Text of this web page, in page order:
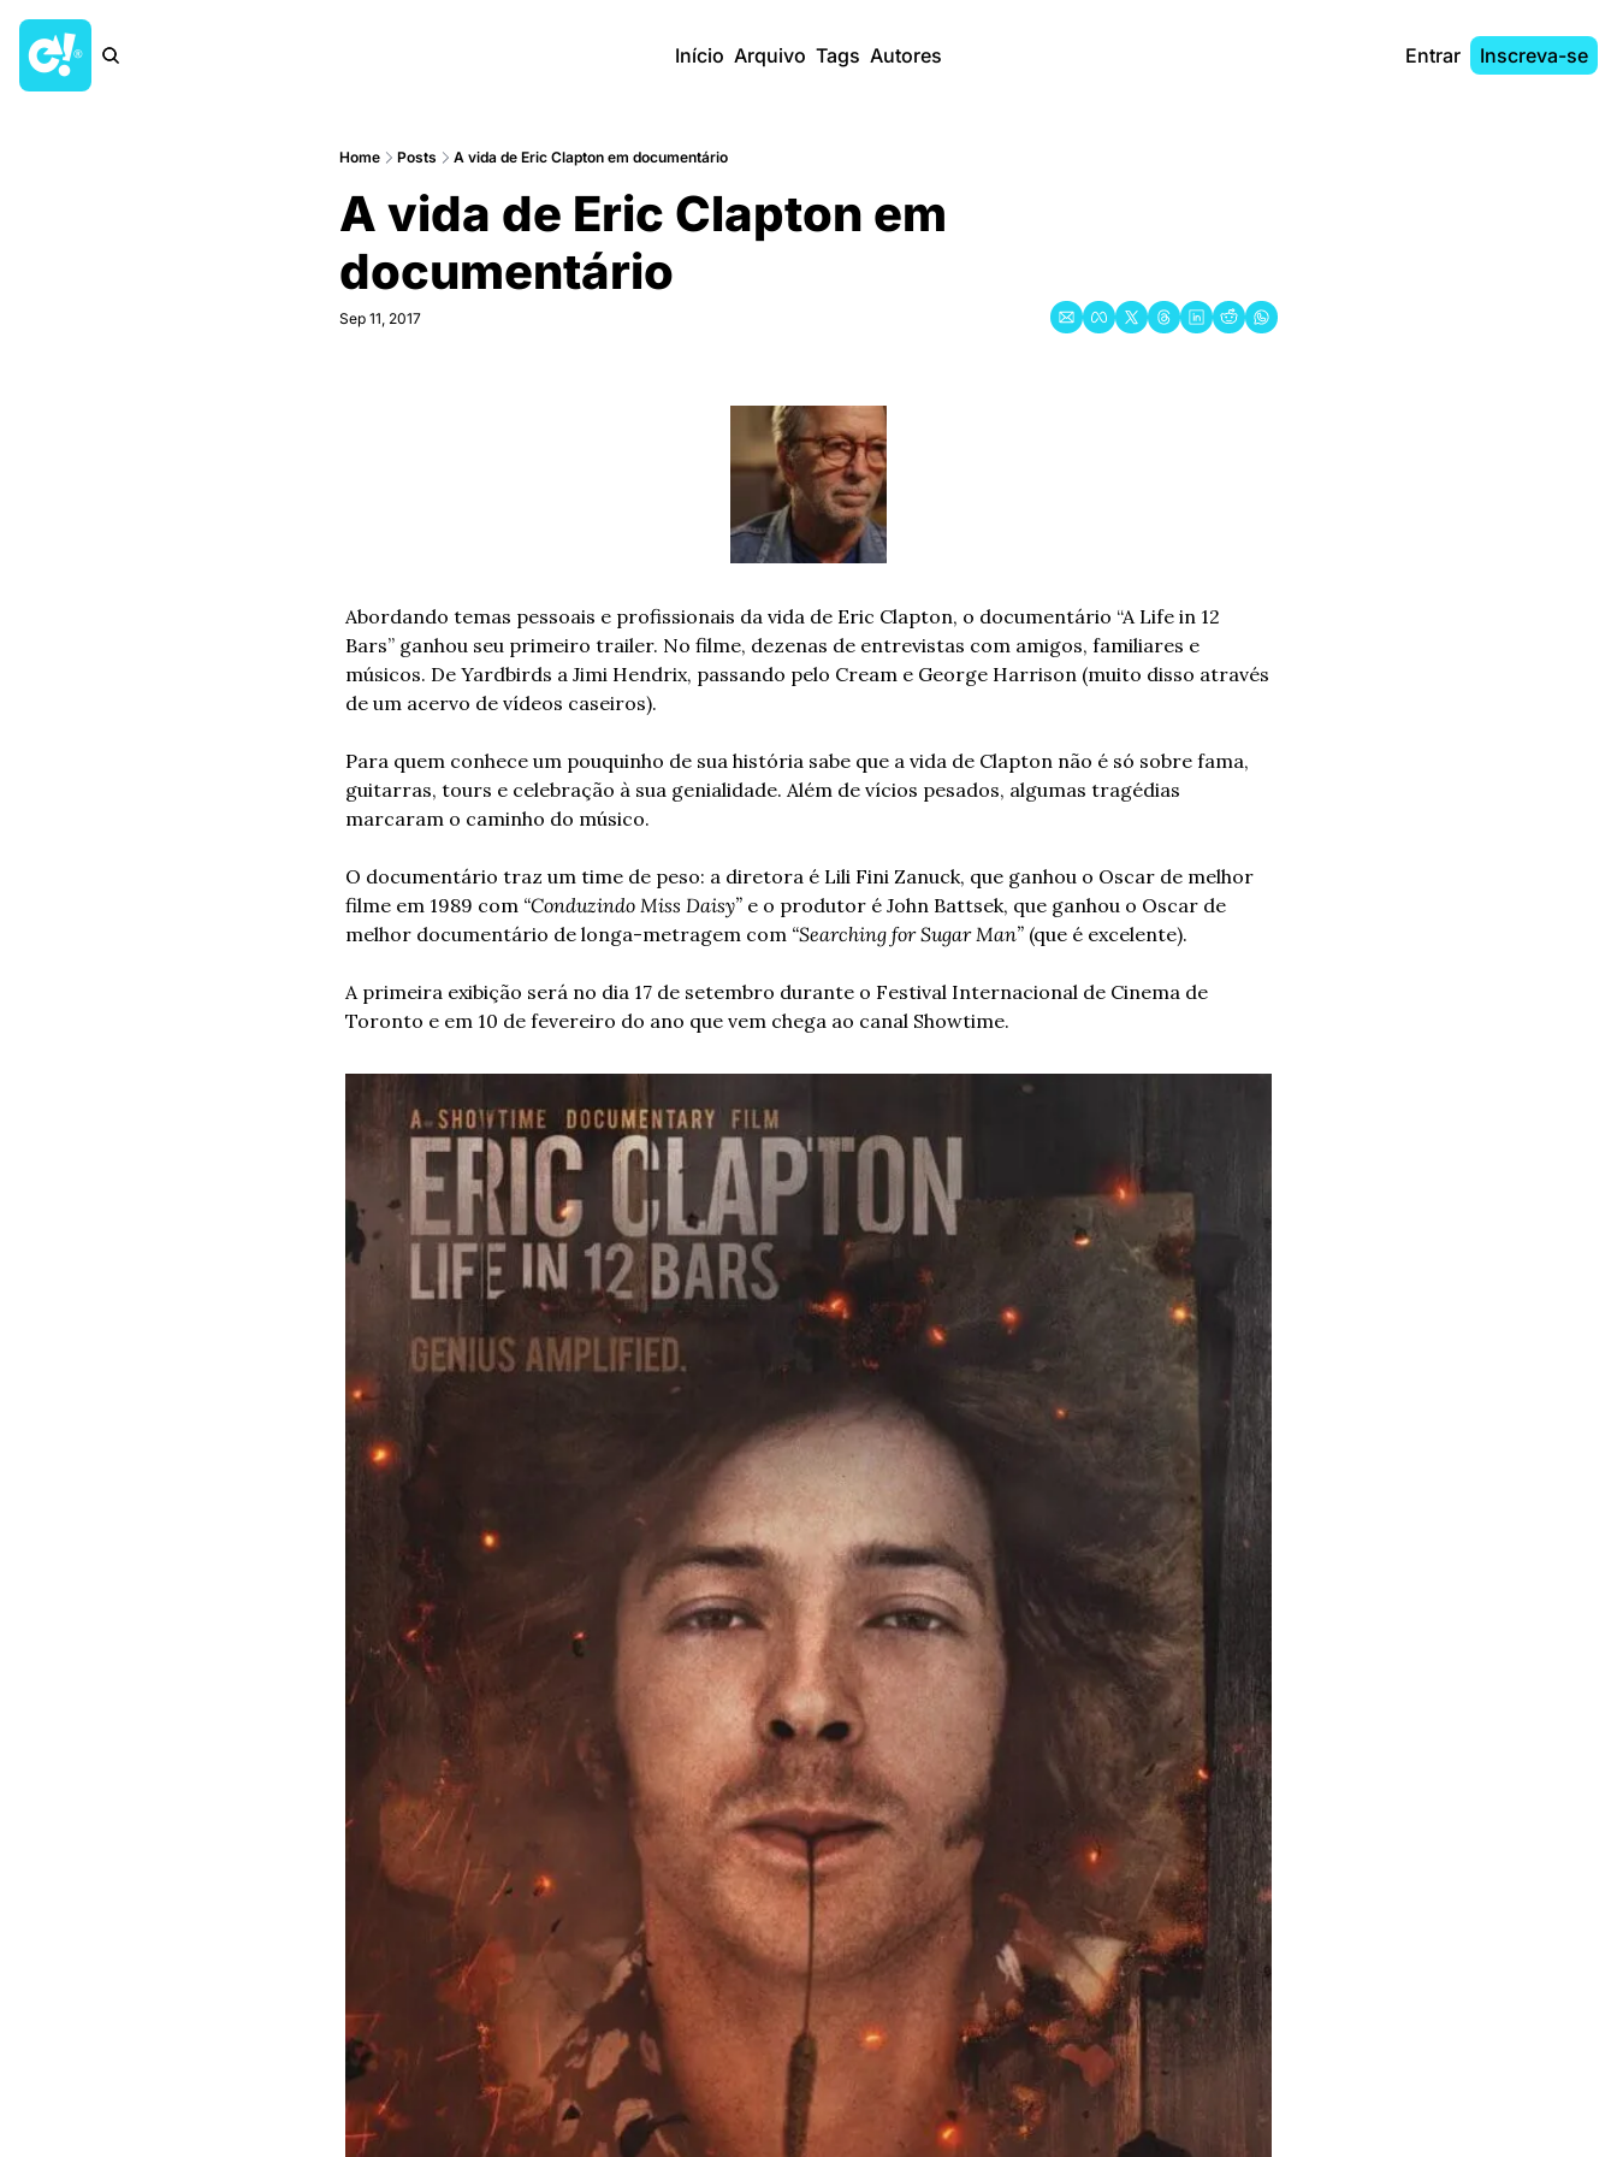
Início Arquivo Tags Autores Entrar Inscreva-se
Home Posts A vida de Eric Clapton em documentário
A vida de Eric Clapton em
documentário
Sep 11, 2017
Abordando temas pessoais e profissionais da vida de Eric Clapton, o documentário “A Life in 12
Bars” ganhou seu primeiro trailer. No filme, dezenas de entrevistas com amigos, familiares e
músicos. De Yardbirds a Jimi Hendrix, passando pelo Cream e George Harrison (muito disso através
de um acervo de vídeos caseiros).
Para quem conhece um pouquinho de sua história sabe que a vida de Clapton não é só sobre fama,
guitarras, tours e celebração à sua genialidade. Além de vícios pesados, algumas tragédias
marcaram o caminho do músico.
O documentário traz um time de peso: a diretora é Lili Fini Zanuck, que ganhou o Oscar de melhor
filme em 1989 com “Conduzindo Miss Daisy” e o produtor é John Battsek, que ganhou o Oscar de
melhor documentário de longa-metragem com “Searching for Sugar Man” (que é excelente).
A primeira exibição será no dia 17 de setembro durante o Festival Internacional de Cinema de
Toronto e em 10 de fevereiro do ano que vem chega ao canal Showtime.